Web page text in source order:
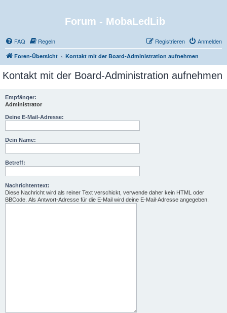
Forum - MobaLedLib
FAQ Regeln Anmelden
Registrieren
Foren-Übersicht Kontakt mit der Board-Administration aufnehmen
Kontakt mit der Board-Administration aufnehmen
Empfänger:
Administrator
Deine E-Mail-Adresse:
Dein Name:
Betreff:
Nachrichtentext:
Diese Nachricht wird als reiner Text verschickt, verwende daher kein HTML oder
BBCode. Als Antwort-Adresse für die E-Mail wird deine E-Mail-Adresse angegeben.